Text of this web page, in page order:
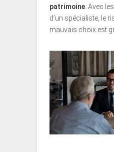
patrimoine. Avec
d’un spécialiste, le
mauvais choix est